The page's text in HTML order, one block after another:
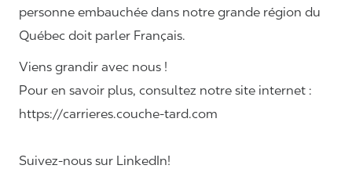
personne embauchée dans notre grande région du
Québec doit parler Français.
Viens grandir avec nous !
Pour en savoir plus, consultez notre site internet :
https://carrieres.couche-tard.com
Suivez-nous sur LinkedIn!